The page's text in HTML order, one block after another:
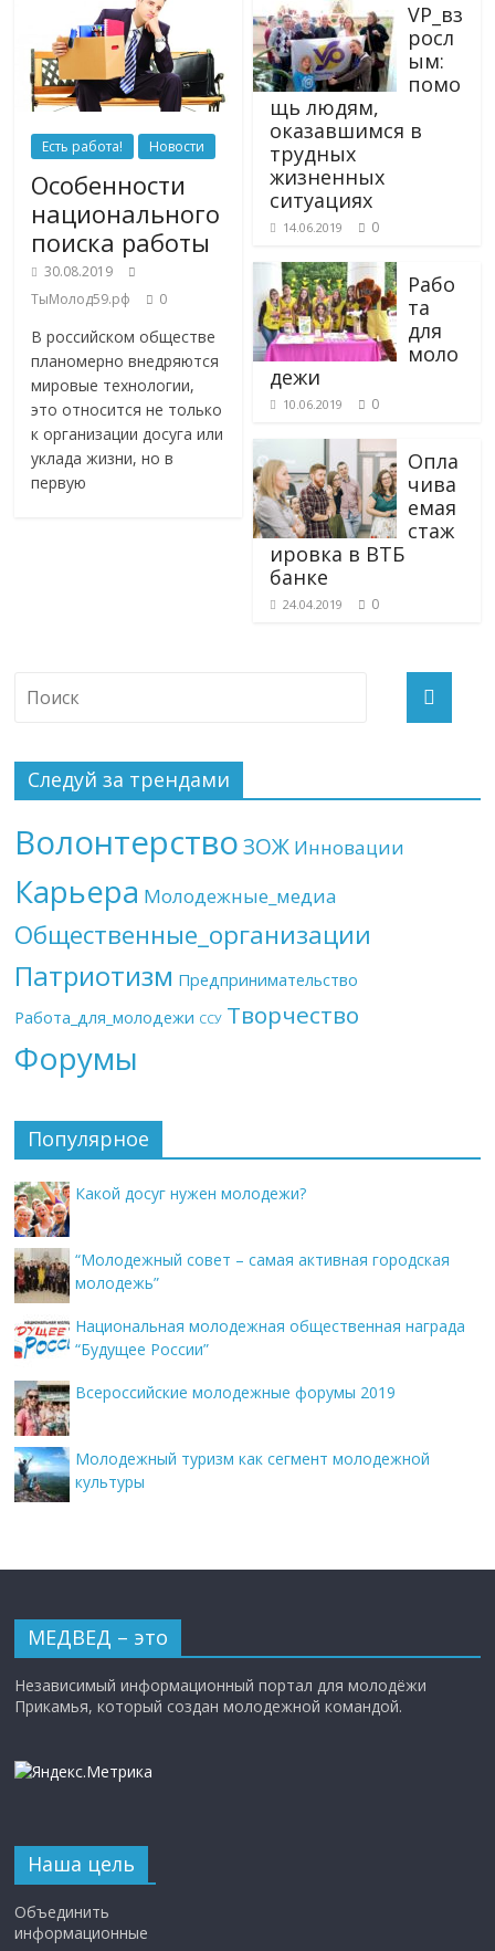
Есть работа! Новости
Особенности
национального
поиска работы
30.08.2019
ТыМолод59.рф
0
В российском обществе
планомерно внедряются
мировые технологии,
это относится не только
к организации досуга или
уклада жизни, но в
первую
VP_вз
росл
ым:
помо
щь людям,
оказавшимся в
трудных
жизненных
ситуациях
14.06.2019 0
Рабо
та
для
моло
дежи
10.06.2019 0
Опла
чива
емая
стаж
ировка в ВТБ
банке
24.04.2019 0
Следуй за трендами
Волонтерство ЗОЖ Инновации
Карьера Молодежные_медиа
Общественные_организации
Патриотизм Предпринимательство
Работа_для_молодежи ССУ Творчество
Форумы
Популярное
Какой досуг нужен молодежи?
“Молодежный совет – самая активная городская
молодежь”
Национальная молодежная общественная награда
“Будущее России”
Всероссийские молодежные форумы 2019
Молодежный туризм как сегмент молодежной
культуры
МЕДВЕД – это
Независимый информационный портал для молодёжи
Прикамья, который создан молодежной командой.
Наша цель
Объединить
информационные